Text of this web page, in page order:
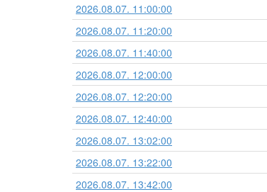
2026.08.07. 11:00:00
2026.08.07. 11:20:00
2026.08.07. 11:40:00
2026.08.07. 12:00:00
2026.08.07. 12:20:00
2026.08.07. 12:40:00
2026.08.07. 13:02:00
2026.08.07. 13:22:00
2026.08.07. 13:42:00